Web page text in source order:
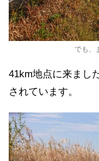
でも、
41km地点に来まし
されています。